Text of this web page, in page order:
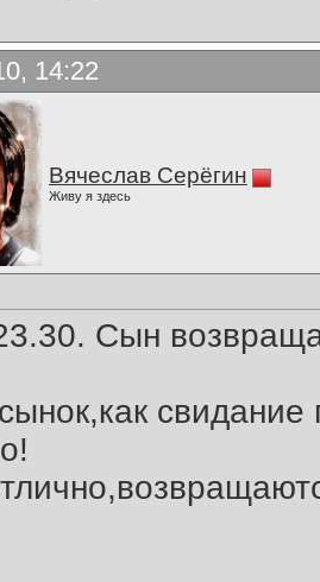
14:22
Вячеслав Серёгин
Живу я здесь
Сын